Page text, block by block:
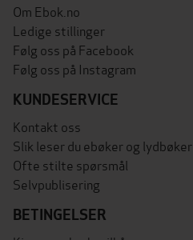
Om Ebok.no
Ledige stillinger
Følg oss på Facebook
Følg oss på Instagram
KUNDESERVICE
Kontakt oss
Slik leser du ebøker og lydbøker
Ofte stilte spørsmål
Selvpublisering
BETINGELSER